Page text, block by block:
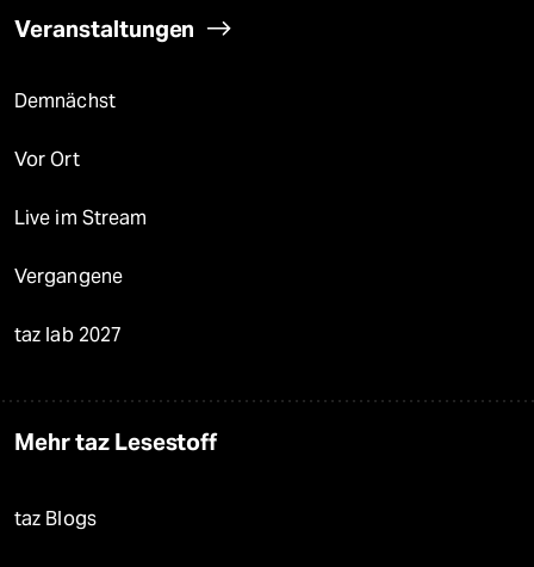
Veranstaltungen
Demnächst
Vor Ort
Live im Stream
Vergangene
taz lab 2027
Mehr taz Lesestoff
taz Blogs